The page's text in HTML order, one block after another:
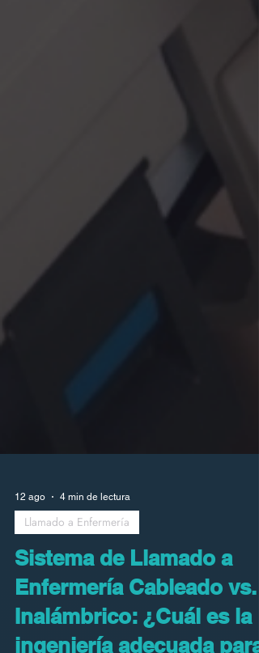
12 ago 4 min de lectura
Llamado a Enfermería
Sistema de Llamado a
Enfermería Cableado vs.
Inalámbrico: ¿Cuál es la